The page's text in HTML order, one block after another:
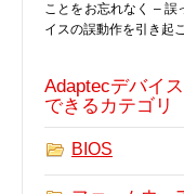
圧縮ファイル
データファイル
開発用ファイル
ディスクイメージファイル
暗号化されたファイル
実行ファイル
ことをお忘れなく – 誤
イスの誤動作を引き起
Adaptecデバイ
できるカテゴリ
BIOS